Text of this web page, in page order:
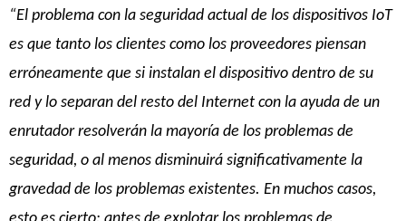
“El problema con la seguridad actual de los dispositivos IoT
es que tanto los clientes como los proveedores piensan
erróneamente que si instalan el dispositivo dentro de su
red y lo separan del resto del Internet con la ayuda de un
enrutador resolverán la mayoría de los problemas de
seguridad, o al menos disminuirá significativamente la
gravedad de los problemas existentes. En muchos casos,